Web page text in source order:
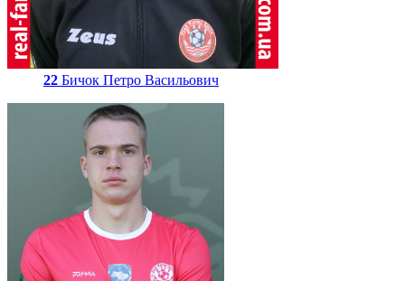
22 Бичок Петро Васильович